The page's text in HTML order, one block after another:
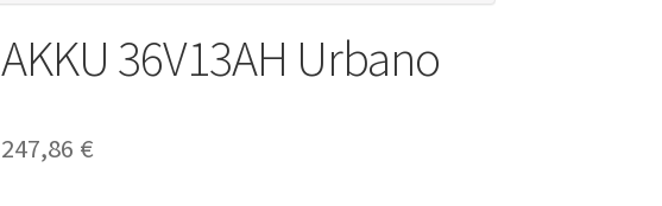
AKKU 36V13AH Urbano
247,86 €